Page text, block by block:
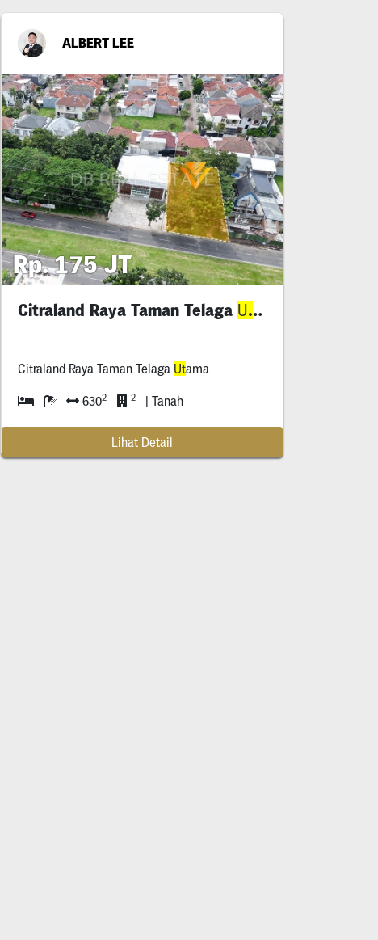
ALBERT LEE
Rp. 175 JT
Citraland Raya Taman Telaga Ut ama
Citraland Raya Taman Telaga Utama
6302 2 | Tanah
Lihat Detail